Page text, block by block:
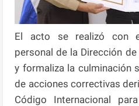
El acto se realizó con
personal de la Dirección
y formaliza la culminación
de acciones correctivas
Código Internacional